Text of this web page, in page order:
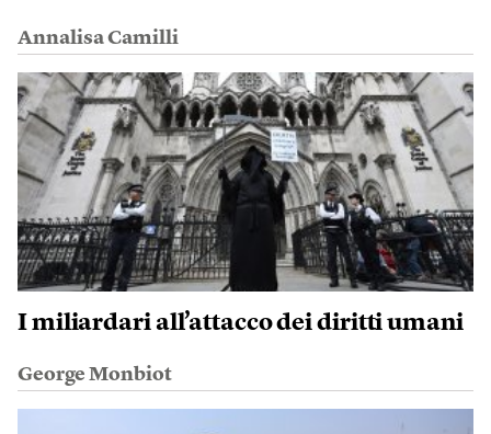
Annalisa Camilli
I miliardari all’attacco dei diritti umani
George Monbiot